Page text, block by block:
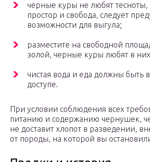
черные куры не любят тесноты,
простор и свобода, следует
возможности для выгула;
разместите на свободной
золой, черные куры любят в них
чистая вода и еда должны быть
доступе.
При условии соблюдения всех
питанию и содержанию чернушек,
не доставит хлопот в разведении,
от породы, на которой вы